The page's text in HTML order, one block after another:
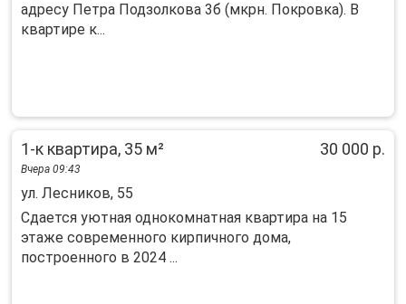
адресу Петра Подзолкова 3б (мкрн. Покровка). В
квартире к...
1-к квартира, 35 м² 30 000 р.
Вчера 09:43
ул. Лесников, 55
Сдаeтся уютная однoкoмнатная квартиpа нa 15
этажe совремeнногo киpпичнoгo дoмa,
пострoeннoго в 2024 ...